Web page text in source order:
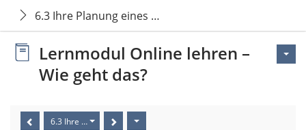
6.3 Ihre Planung eines virtuellen Präsenztreffens
Lernmodul Online lehren –
Wie geht das?
6.3 Ihre Planung eines virtuellen Präsenztreffens